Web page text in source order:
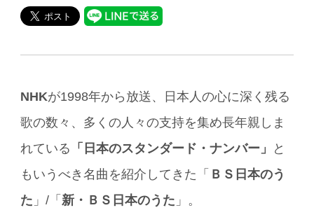
NHKが1998年から放送、日本人の心に深く残る
歌の数々、多くの人々の支持を集め長年親しま
れている 「日本のスタンダード・ナンバー」
と
もいうべき名曲を紹介してきた「 ＢＳ日本のう
た 」/「 新・ＢＳ日本のうた 」。